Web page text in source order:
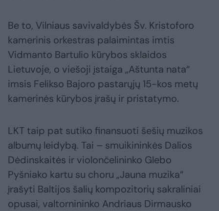
Be to, Vilniaus savivaldybės Šv. Kristoforo
kamerinis orkestras palaimintas imtis
Vidmanto Bartulio kūrybos sklaidos
Lietuvoje, o viešoji įstaiga „Aštunta nata“
imsis Felikso Bajoro pastarųjų 15-kos metų
kamerinės kūrybos įrašų ir pristatymo.
LKT taip pat sutiko finansuoti šešių muzikos
albumų leidybą. Tai – smuikininkės Dalios
Dėdinskaitės ir violončelininko Glebo
Pyšniako kartu su choru „Jauna muzika“
įrašyti Baltijos šalių kompozitorių sakraliniai
opusai, valtornininko Andriaus Dirmausko